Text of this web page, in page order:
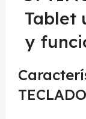
Tablet
y